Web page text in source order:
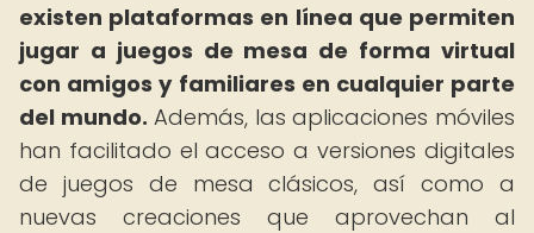
existen plataformas en línea que permiten
jugar a juegos de mesa de forma virtual
con amigos y familiares en cualquier parte
del mundo. Además, las aplicaciones móviles
han facilitado el acceso a versiones digitales
de juegos de mesa clásicos, así como a
nuevas creaciones que aprovechan al